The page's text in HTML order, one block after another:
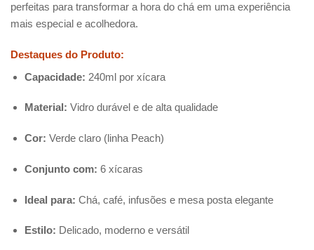
perfeitas para transformar a hora do chá em uma experiência
mais especial e acolhedora.
Destaques do Produto:
Capacidade: 240ml por xícara
Material: Vidro durável e de alta qualidade
Cor: Verde claro (linha Peach)
Conjunto com: 6 xícaras
Ideal para: Chá, café, infusões e mesa posta elegante
Estilo: Delicado, moderno e versátil